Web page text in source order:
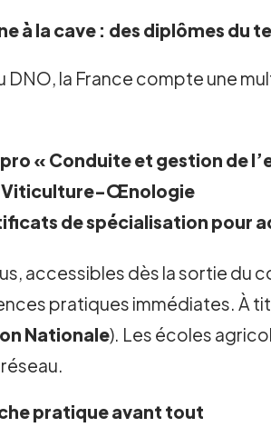
à la cave : des diplômes du
DNO, la France compte une
« Conduite et gestion de
Viticulture-Œnologie
de spécialisation pour
accessibles dès la sortie du
pratiques immédiates. À
Nationale). Les écoles
pratique avant tout